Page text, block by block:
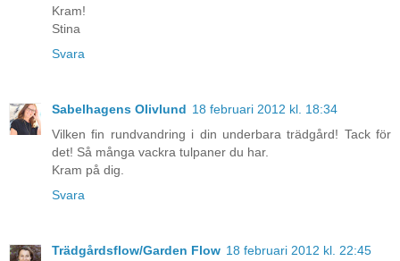
Kram!
Stina
Svara
Sabelhagens Olivlund 18 februari 2012 kl. 18:34
Vilken fin rundvandring i din underbara trädgård! Tack för
det! Så många vackra tulpaner du har.
Kram på dig.
Svara
Trädgårdsflow/Garden Flow 18 februari 2012 kl. 22:45